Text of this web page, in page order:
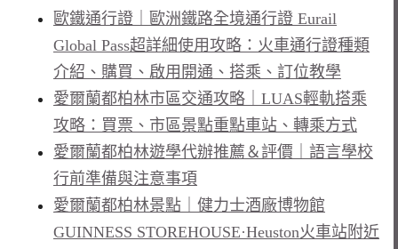
歐鐵通行證｜歐洲鐵路全境通行證 Eurail
Global Pass超詳細使用攻略：火車通行證種類
介紹、購買、啟用開通、搭乘、訂位教學
愛爾蘭都柏林市區交通攻略｜LUAS輕軌搭乘
攻略：買票、市區景點重點車站、轉乘方式
愛爾蘭都柏林遊學代辦推薦＆評價｜語言學校
行前準備與注意事項
愛爾蘭都柏林景點｜健力士酒廠博物館
GUINNESS STOREHOUSE·Heuston火車站附近